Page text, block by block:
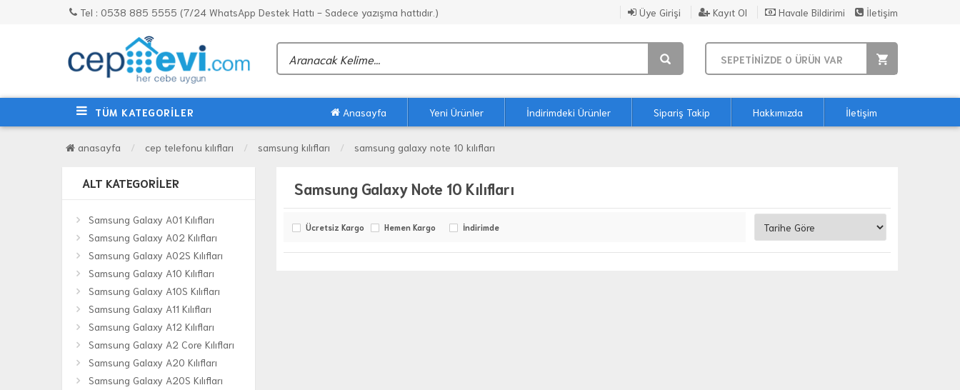
Tel : 0538 885 5555 (7/24 WhatsApp Destek Hattı - Sadece yazışma hattıdır.) Üye Girişi Kayıt Ol Havale Bildirimi İletişim
SEPETİNİZDE 0 ÜRÜN VAR
TÜM KATEGORİLER Anasayfa Yeni Ürünler İndirimdeki Ürünler Sipariş Takip Hakkımızda İletişim
anasayfa cep telefonu kılıfları samsung kılıfları samsung galaxy note 10 kılıfları
ALT KATEGORILER
Samsung Galaxy A01 Kılıfları
Samsung Galaxy A02 Kılıfları
Samsung Galaxy A02S Kılıfları
Samsung Galaxy A10 Kılıfları
Samsung Galaxy A10S Kılıfları
Samsung Galaxy A11 Kılıfları
Samsung Galaxy A12 Kılıfları
Samsung Galaxy A2 Core Kılıfları
Samsung Galaxy A20 Kılıfları
Samsung Galaxy A20S Kılıfları
Samsung Galaxy Note 10 Kılıfları
Ücretsiz Kargo Hemen Kargo İndirimde